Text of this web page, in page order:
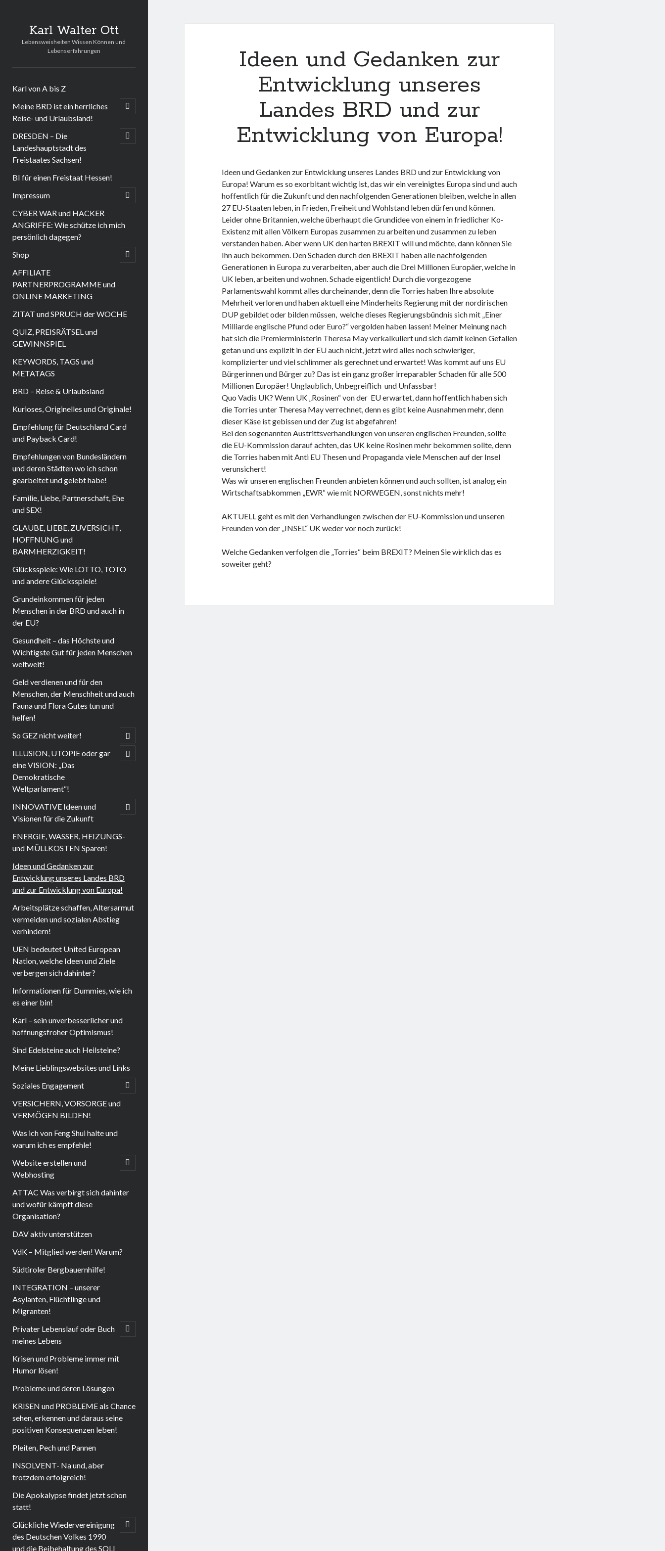
Karl Walter Ott
Lebensweisheiten Wissen Können und
Lebenserfahrungen
Karl von A bis Z
Meine BRD ist ein herrliches
Reise- und Urlaubsland!
open
child
DRESDEN – Die
Landeshauptstadt des
Freistaates Sachsen!
open
child
BI für einen Freistaat Hessen!
Impressum
open
child
CYBER WAR und HACKER
ANGRIFFE: Wie schütze ich mich
persönlich dagegen?
Shop
open
child
AFFILIATE
PARTNERPROGRAMME und
ONLINE MARKETING
ZITAT und SPRUCH der WOCHE
QUIZ, PREISRÄTSEL und
GEWINNSPIEL
KEYWORDS, TAGS und
METATAGS
BRD – Reise & Urlaubsland
Kurioses, Originelles und Originale!
Empfehlung für Deutschland Card
und Payback Card!
Empfehlungen von Bundesländern
und deren Städten wo ich schon
gearbeitet und gelebt habe!
Familie, Liebe, Partnerschaft, Ehe
und SEX!
GLAUBE, LIEBE, ZUVERSICHT,
HOFFNUNG und
BARMHERZIGKEIT!
Glücksspiele: Wie LOTTO, TOTO
und andere Glücksspiele!
Grundeinkommen für jeden
Menschen in der BRD und auch in
der EU?
Gesundheit – das Höchste und
Wichtigste Gut für jeden Menschen
weltweit!
Geld verdienen und für den
Menschen, der Menschheit und auch
Fauna und Flora Gutes tun und
helfen!
So GEZ nicht weiter!
open
child
ILLUSION, UTOPIE oder gar
eine VISION: „Das
Demokratische
Weltparlament“!
open
child
menu
INNOVATIVE Ideen und
Visionen für die Zukunft
open
child
ENERGIE, WASSER, HEIZUNGS-
und MÜLLKOSTEN Sparen!
Ideen und Gedanken zur
Entwicklung unseres Landes BRD
und zur Entwicklung von Europa!
Arbeitsplätze schaffen, Altersarmut
vermeiden und sozialen Abstieg
verhindern!
UEN bedeutet United European
Nation, welche Ideen und Ziele
verbergen sich dahinter?
Informationen für Dummies, wie ich
es einer bin!
Karl – sein unverbesserlicher und
hoffnungsfroher Optimismus!
Sind Edelsteine auch Heilsteine?
Meine Lieblingswebsites und Links
Soziales Engagement
open
child
VERSICHERN, VORSORGE und
VERMÖGEN BILDEN!
Was ich von Feng Shui halte und
warum ich es empfehle!
Website erstellen und
Webhosting
open
child
ATTAC Was verbirgt sich dahinter
und wofür kämpft diese
Organisation?
DAV aktiv unterstützen
VdK – Mitglied werden! Warum?
Südtiroler Bergbauernhilfe!
INTEGRATION – unserer
Asylanten, Flüchtlinge und
Migranten!
Privater Lebenslauf oder Buch
meines Lebens
open
child
Krisen und Probleme immer mit
Humor lösen!
Probleme und deren Lösungen
KRISEN und PROBLEME als Chance
sehen, erkennen und daraus seine
positiven Konsequenzen leben!
Pleiten, Pech und Pannen
INSOLVENT- Na und, aber
trotzdem erfolgreich!
Die Apokalypse findet jetzt schon
statt!
Glückliche Wiedervereinigung
des Deutschen Volkes 1990
und die Beibehaltung des SOLI
open
child
Ideen und Gedanken zur
Entwicklung unseres
Landes BRD und zur
Entwicklung von Europa!
Ideen und Gedanken zur Entwicklung unseres Landes BRD und zur Entwicklung von
Europa! Warum es so exorbitant wichtig ist, das wir ein vereinigtes Europa sind und auch
hoffentlich für die Zukunft und den nachfolgenden Generationen bleiben, welche in allen
27 EU-Staaten leben, in Frieden, Freiheit und Wohlstand leben dürfen und können.
Leider ohne Britannien, welche überhaupt die Grundidee von einem in friedlicher Ko-
Existenz mit allen Völkern Europas zusammen zu arbeiten und zusammen zu leben
verstanden haben. Aber wenn UK den harten BREXIT will und möchte, dann können Sie
Ihn auch bekommen. Den Schaden durch den BREXIT haben alle nachfolgenden
Generationen in Europa zu verarbeiten, aber auch die Drei Millionen Europäer, welche in
UK leben, arbeiten und wohnen. Schade eigentlich! Durch die vorgezogene
Parlamentswahl kommt alles durcheinander, denn die Torries haben Ihre absolute
Mehrheit verloren und haben aktuell eine Minderheits Regierung mit der nordirischen
DUP gebildet oder bilden müssen, welche dieses Regierungsbündnis sich mit „Einer
Milliarde englische Pfund oder Euro?“ vergolden haben lassen! Meiner Meinung nach
hat sich die Premierministerin Theresa May verkalkuliert und sich damit keinen Gefallen
getan und uns explizit in der EU auch nicht, jetzt wird alles noch schwieriger,
komplizierter und viel schlimmer als gerechnet und erwartet! Was kommt auf uns EU
Bürgerinnen und Bürger zu? Das ist ein ganz großer irreparabler Schaden für alle 500
Millionen Europäer! Unglaublich, Unbegreiflich und Unfassbar!
Quo Vadis UK? Wenn UK „Rosinen“ von der EU erwartet, dann hoffentlich haben sich
die Torries unter Theresa May verrechnet, denn es gibt keine Ausnahmen mehr, denn
dieser Käse ist gebissen und der Zug ist abgefahren!
Bei den sogenannten Austrittsverhandlungen von unseren englischen Freunden, sollte
die EU-Kommission darauf achten, das UK keine Rosinen mehr bekommen sollte, denn
die Torries haben mit Anti EU Thesen und Propaganda viele Menschen auf der Insel
verunsichert!
Was wir unseren englischen Freunden anbieten können und auch sollten, ist analog ein
Wirtschaftsabkommen „EWR“ wie mit NORWEGEN, sonst nichts mehr!
AKTUELL geht es mit den Verhandlungen zwischen der EU-Kommission und unseren
Freunden von der „INSEL“ UK weder vor noch zurück!
Welche Gedanken verfolgen die „Torries“ beim BREXIT? Meinen Sie wirklich das es
soweiter geht?